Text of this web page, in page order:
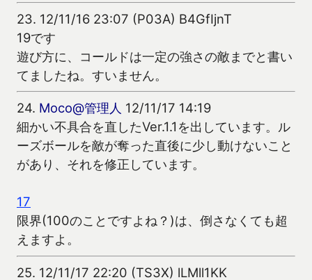
23. 12/11/16 23:07 (P03A) B4GfIjnT
19です
遊び方に、コールドは一定の強さの敵までと書い
てましたね。すいません。
24. Moco@管理人 12/11/17 14:19
細かい不具合を直したVer.1.1を出しています。ル
ーズボールを敵が奪った直後に少し動けないこと
があり、それを修正しています。
17
限界(100のことですよね？)は、倒さなくても超
えますよ。
25. 12/11/17 22:20 (TS3X) lLMll1KK